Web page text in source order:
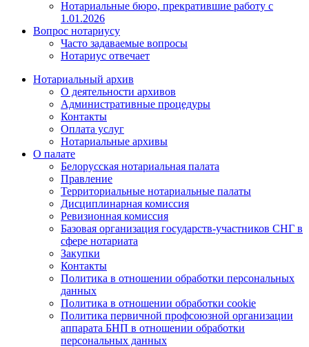
Нотариальные бюро, прекратившие работу с
1.01.2026
Вопрос нотариусу
Часто задаваемые вопросы
Нотариус отвечает
Нотариальный архив
О деятельности архивов
Административные процедуры
Контакты
Оплата услуг
Нотариальные архивы
О палате
Белорусская нотариальная палата
Правление
Территориальные нотариальные палаты
Дисциплинарная комиссия
Ревизионная комиссия
Базовая организация государств-участников СНГ в
сфере нотариата
Закупки
Контакты
Политика в отношении обработки персональных
данных
Политика в отношении обработки cookie
Политика первичной профсоюзной организации
аппарата БНП в отношении обработки
персональных данных